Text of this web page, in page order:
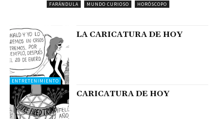
FARÁNDULA MUNDO CURIOSO HORÓSCOPO
ENTRETENIMIENTO
LA CARICATURA DE HOY
CARICATURA DE HOY